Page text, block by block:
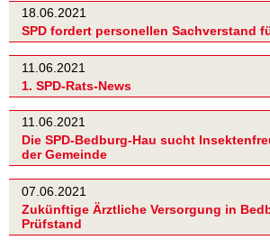
18.06.2021
SPD fordert personellen Sachverstand
11.06.2021
1. SPD-Rats-News
11.06.2021
Die SPD-Bedburg-Hau sucht
der Gemeinde
07.06.2021
Zukünftige Ärztliche Versorgung in
Prüfstand